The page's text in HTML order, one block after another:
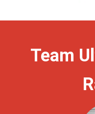
Team